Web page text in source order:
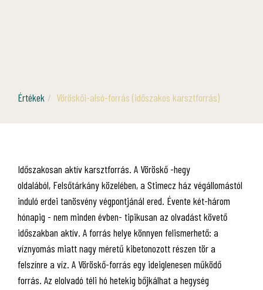
Értékek Vöröskői-alsó-forrás (időszakos karsztforrás)
Időszakosan aktív karsztforrás. A Vöröskő -hegy
oldalából, Felsőtárkány közelében, a Stimecz ház végállomástól
induló erdei tanösvény végpontjánál ered. Évente két-három
hónapig - nem minden évben- tipikusan az olvadást követő
időszakban aktív. A forrás helye könnyen felismerhető: a
víznyomás miatt nagy méretű kibetonozott részen tör a
felszínre a víz. A Vöröskő-forrás egy ideiglenesen működő
forrás. Az elolvadó téli hó hetekig bőjkálhat a hegység